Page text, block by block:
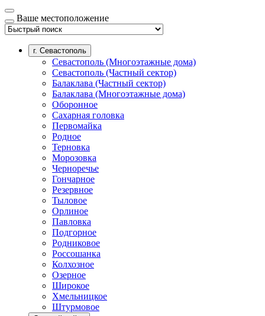
Ваше местоположение
г. Севастополь
Севастополь (Многоэтажные дома)
Севастополь (Частный сектор)
Балаклава (Частный сектор)
Балаклава (Многоэтажные дома)
Оборонное
Сахарная головка
Первомайка
Родное
Терновка
Морозовка
Черноречье
Гончарное
Резервное
Тыловое
Орлиное
Павловка
Подгорное
Родниковое
Россошанка
Колхозное
Озерное
Широкое
Хмельницкое
Штурмовое